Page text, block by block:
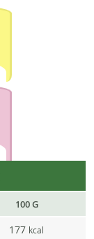
100 G
177 kcal